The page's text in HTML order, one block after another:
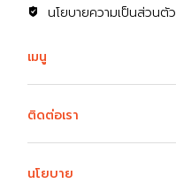
นโยบายความเป็นส่วนตัว
เมนู
ติดต่อเรา
นโยบาย